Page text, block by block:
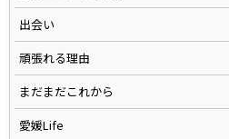
出会い
頑張れる理由
まだまだこれから
愛媛Life